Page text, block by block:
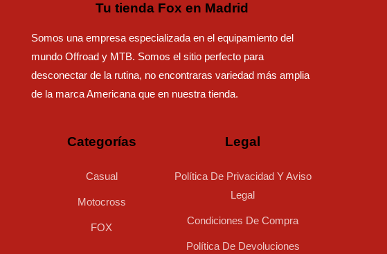
Tu tienda Fox en Madrid
Somos una empresa especializada en el equipamiento del
mundo Offroad y MTB. Somos el sitio perfecto para
desconectar de la rutina, no encontraras variedad más amplia
de la marca Americana que en nuestra tienda.
Categorías
Casual
Motocross
FOX
Legal
Política De Privacidad Y Aviso
Legal
Condiciones De Compra
Política De Devoluciones